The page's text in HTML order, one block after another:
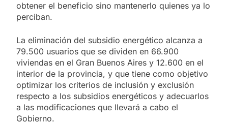
obtener el beneficio sino mantenerlo quienes ya lo
perciban.
La eliminación del subsidio energético alcanza a
79.500 usuarios que se dividen en 66.900
viviendas en el Gran Buenos Aires y 12.600 en el
interior de la provincia, y que tiene como objetivo
optimizar los criterios de inclusión y exclusión
respecto a los subsidios energéticos y adecuarlos
a las modificaciones que llevará a cabo el
Gobierno.